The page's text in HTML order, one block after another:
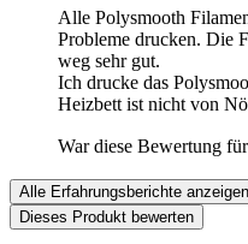
Alle Polysmooth
Probleme drucken. Die
weg sehr gut.
Ich drucke das
Heizbett ist nicht von
War diese Bewertung
Alle Erfahrungsberichte anzeigen
Dieses Produkt bewerten